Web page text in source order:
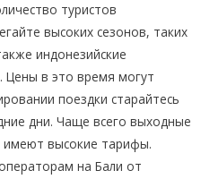
туристов
высоких сезонов, таких
индонезийские
Цены в это время могут
поездки старайтесь
дни. Чаще всего выходные
имеют высокие тарифы.
на Бали от